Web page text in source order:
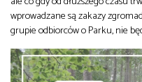
wprowadzane są zakazy
grupie odbiorców o Parku, nie